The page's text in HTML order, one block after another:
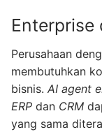
Enterprise
Perusahaan
membutuhkan
bisnis. AI agent
ERP dan CRM
yang sama